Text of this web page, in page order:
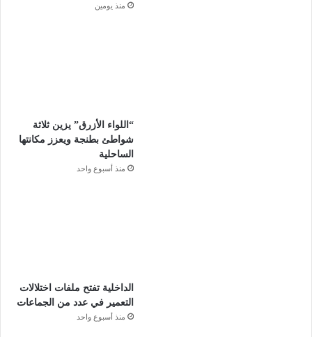
منذ يومين
“اللواء الأزرق” يزين ثلاثة
شواطئ بطنجة ويعزز مكانتها
الساحلية
منذ أسبوع واحد
الداخلية تفتح ملفات اختلالات
التعمير في عدد من الجماعات
منذ أسبوع واحد